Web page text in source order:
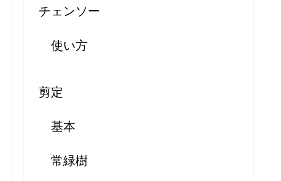
チェンソー
使い方
剪定
基本
常緑樹